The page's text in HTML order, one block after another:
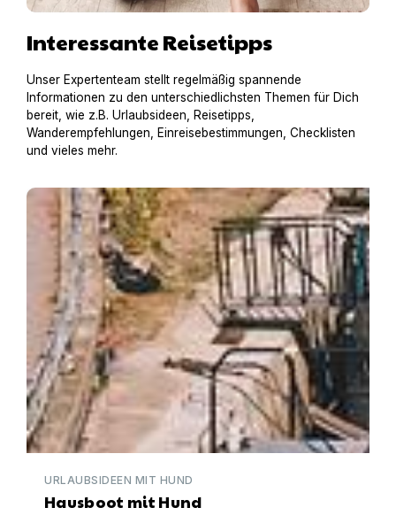
Interessante Reisetipps
Unser Expertenteam stellt regelmäßig spannende
Informationen zu den unterschiedlichsten Themen für Dich
bereit, wie z.B. Urlaubsideen, Reisetipps,
Wanderempfehlungen, Einreisebestimmungen, Checklisten
und vieles mehr.
Hausboot mit Hund
URLAUBSIDEEN MIT HUND
Hausboot mit Hund